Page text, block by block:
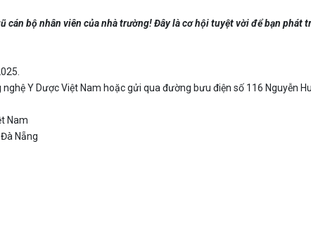
bộ nhân viên của nhà trường! Đây là cơ hội tuyệt vời để bạn phát
Y Dược Việt Nam hoặc gửi qua đường bưu điện số 116 Nguyễn
Nam
Nẵng